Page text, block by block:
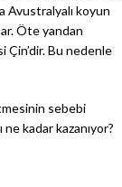
Avustralyalı koyun
Öte yandan
Bu nedenle
sebebi
kadar kazanıyor?